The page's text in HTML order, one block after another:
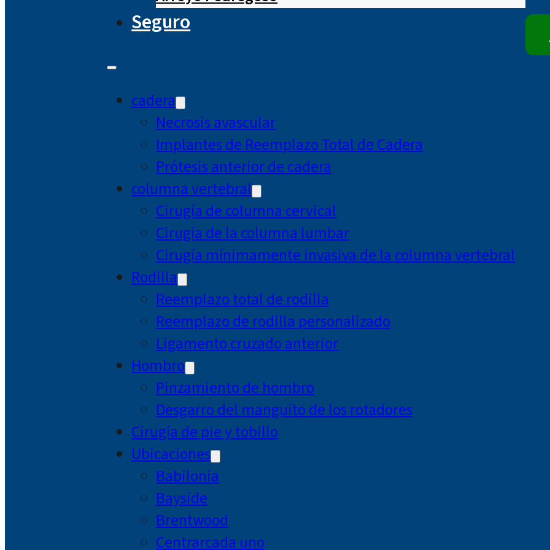
Seguro
cadera
Necrosis avascular
Implantes de Reemplazo Total de Cadera
Prótesis anterior de cadera
columna vertebral
Cirugía de columna cervical
Cirugía de la columna lumbar
Cirugía mínimamente invasiva de la columna vertebral
Rodilla
Reemplazo total de rodilla
Reemplazo de rodilla personalizado
Ligamento cruzado anterior
Hombro
Pinzamiento de hombro
Desgarro del manguito de los rotadores
Cirugía de pie y tobillo
Ubicaciones
Babilonia
Bayside
Brentwood
Centrarcada uno